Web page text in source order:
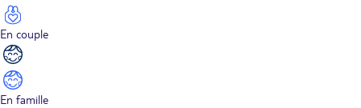
En couple
En famille